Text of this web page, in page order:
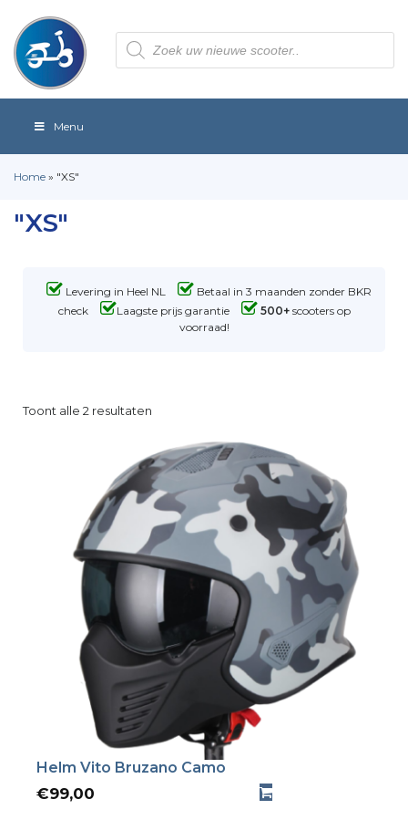
Producten
zoeken
Menu
Home » "XS"
"XS"
Levering in Heel NL
Betaal in 3 maanden zonder BKR
check
Laagste prijs garantie 500+scooters op
voorraad!
Toont alle 2 resultaten
Helm Vito Bruzano Camo
€99,00